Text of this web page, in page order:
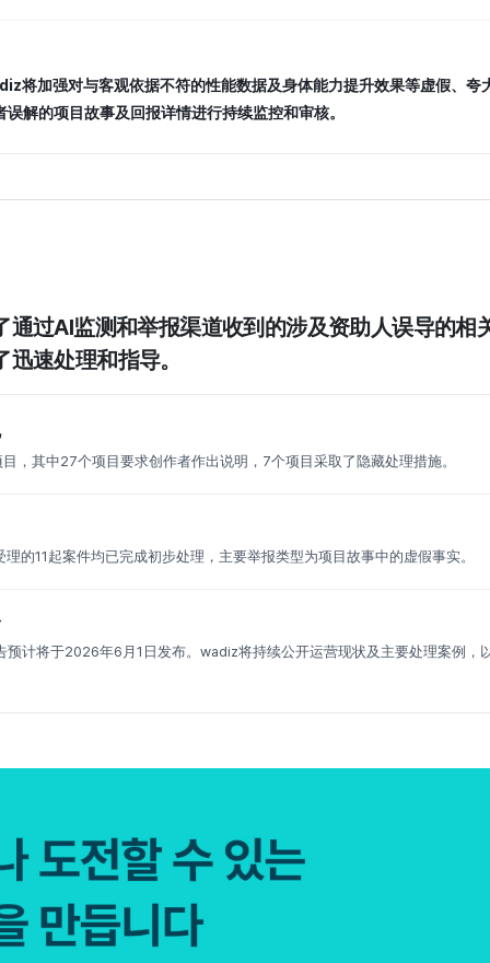
将加强对与客观依据不符的性能数据及身体能力提升效果等虚假、夸
解的项目故事及回报详情进行持续监控和审核。
通过AI监测和举报渠道收到的涉及资助人误导的相
速处理和指导。
，其中27个项目要求创作者作出说明，7个项目采取了隐藏处理措施。
理的11起案件均已完成初步处理，主要举报类型为项目故事中的虚假事实。
预计将于2026年6月1日发布。wadiz将持续公开运营现状及主要处理案例，